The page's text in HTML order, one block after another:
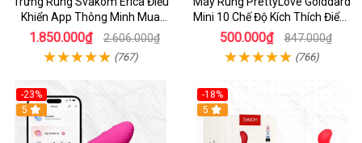
Khiển App Thông Minh Mua
Ngay
1.850.000₫ 2.606.000₫
(767)
Mini 10 Chế Độ Kích Thích Điểm
G
500.000₫ 847.000₫
(766)
-23%
Hot
5
-18%
Hot
5